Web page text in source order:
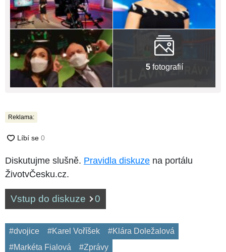
5fotografií
Reklama:
Diskutujme slušně. Pravidla diskuze na portálu
ŽivotvČesku.cz.
Vstup do diskuze 0
#dvojice #Karel Voříšek
#Klára Doležalová
#Markéta Fialová
#Zprávy